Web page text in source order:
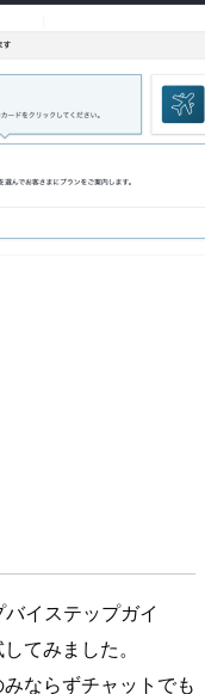
イステップガイ
てみました。
ならずチャットでも